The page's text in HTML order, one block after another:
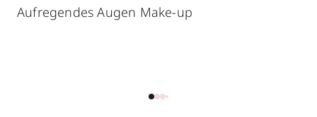
Aufregendes Augen Make-up